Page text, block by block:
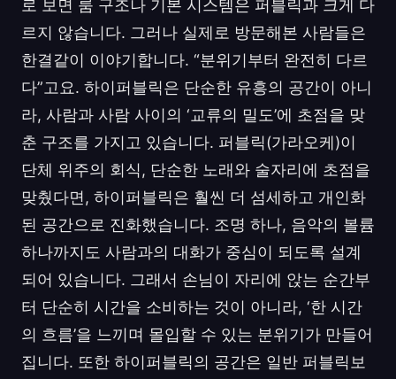
로 보면 룸 구조나 기본 시스템은 퍼블릭과 크게 다
르지 않습니다. 그러나 실제로 방문해본 사람들은
한결같이 이야기합니다. “분위기부터 완전히 다르
다”고요. 하이퍼블릭은 단순한 유흥의 공간이 아니
라, 사람과 사람 사이의 ‘교류의 밀도’에 초점을 맞
춘 구조를 가지고 있습니다. 퍼블릭(가라오케)이
단체 위주의 회식, 단순한 노래와 술자리에 초점을
맞췄다면, 하이퍼블릭은 훨씬 더 섬세하고 개인화
된 공간으로 진화했습니다. 조명 하나, 음악의 볼륨
하나까지도 사람과의 대화가 중심이 되도록 설계
되어 있습니다. 그래서 손님이 자리에 앉는 순간부
터 단순히 시간을 소비하는 것이 아니라, ‘한 시간
의 흐름’을 느끼며 몰입할 수 있는 분위기가 만들어
집니다. 또한 하이퍼블릭의 공간은 일반 퍼블릭보